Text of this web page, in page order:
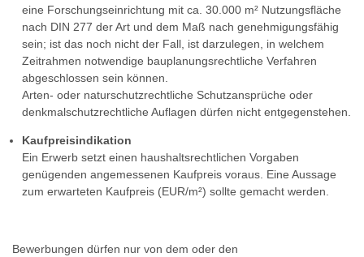
eine Forschungseinrichtung mit ca. 30.000 m² Nutzungsfläche
nach DIN 277 der Art und dem Maß nach genehmigungsfähig
sein; ist das noch nicht der Fall, ist darzulegen, in welchem
Zeitrahmen notwendige bauplanungsrechtliche Verfahren
abgeschlossen sein können.
Arten- oder naturschutzrechtliche Schutzansprüche oder
denkmalschutzrechtliche Auflagen dürfen nicht entgegenstehen.
Kaufpreisindikation
Ein Erwerb setzt einen haushaltsrechtlichen Vorgaben
genügenden angemessenen Kaufpreis voraus. Eine Aussage
zum erwarteten Kaufpreis (EUR/m²) sollte gemacht werden.
Bewerbungen dürfen nur von dem oder den